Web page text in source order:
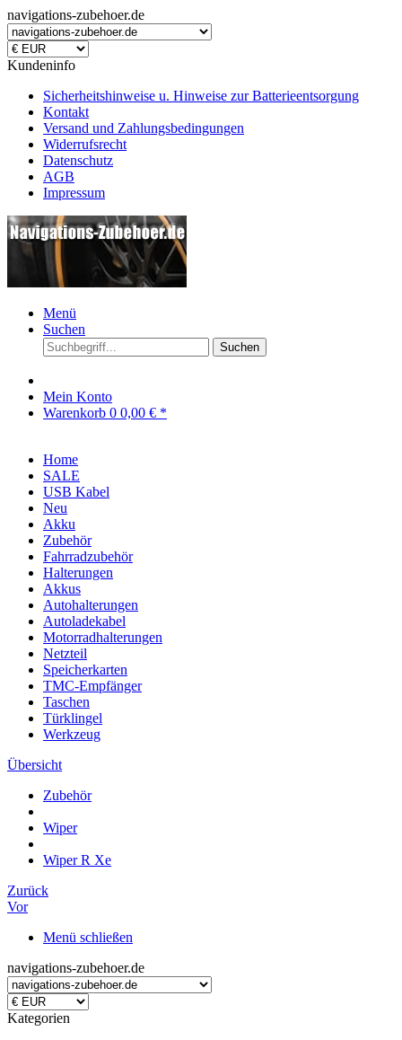
navigations-zubehoer.de
Kundeninfo
Sicherheitshinweise u. Hinweise zur Batterieentsorgung
Kontakt
Versand und Zahlungsbedingungen
Widerrufsrecht
Datenschutz
AGB
Impressum
Menü
Suchen
Suchen
Mein Konto
Warenkorb 0 0,00 € *
Home
SALE
USB Kabel
Neu
Akku
Zubehör
Fahrradzubehör
Halterungen
Akkus
Autohalterungen
Autoladekabel
Motorradhalterungen
Netzteil
Speicherkarten
TMC-Empfänger
Taschen
Türklingel
Werkzeug
Übersicht
Zubehör
Wiper
Wiper R Xe
Zurück
Vor
Menü schließen
navigations-zubehoer.de
Kategorien